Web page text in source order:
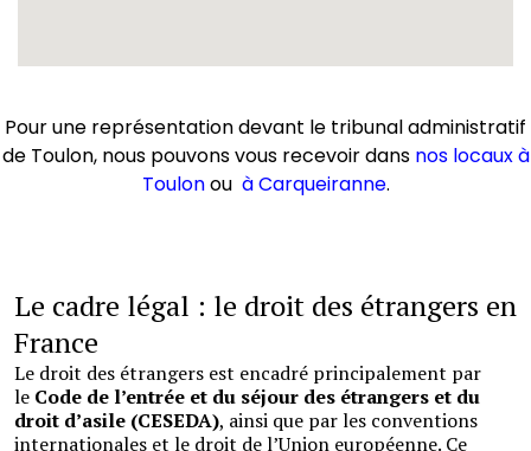
Pour une représentation devant le tribunal administratif
de Toulon, nous pouvons vous recevoir dans nos locaux à
Toulonou à Carqueiranne.
Le cadre légal : le droit des étrangers en
France
Le droit des étrangers est encadré principalement par
le Code de l’entrée et du séjour des étrangers et du
droit d’asile (CESEDA), ainsi que par les conventions
internationales et le droit de l’Union européenne. Ce